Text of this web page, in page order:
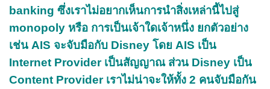
banking ซึ่งเราไม่อยากเห็นการนำสิ่งเหล่านี้ไปสู่
monopoly หรือ การเป็นเจ้าใดเจ้าหนึ่ง ยกตัวอย่าง
เช่น AIS จะจับมือกับ Disney โดย AIS เป็น
Internet Provider เป็นสัญญาณ ส่วน Disney เป็น
Content Provider เราไม่น่าจะให้ทั้ง 2 คนจับมือกัน